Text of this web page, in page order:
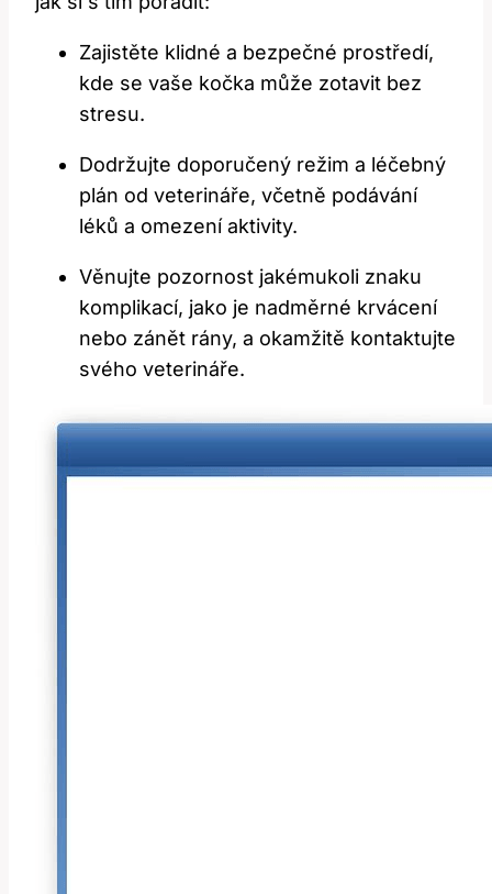
Zajistěte klidné a bezpečné prostředí,
kde se vaše kočka může zotavit bez
stresu.
Dodržujte doporučený režim a léčebný
plán od veterináře, včetně podávání
léků a omezení aktivity.
Věnujte pozornost jakémukoli znaku
komplikací, jako je nadměrné krvácení
nebo zánět rány, a okamžitě kontaktujte
svého veterináře.